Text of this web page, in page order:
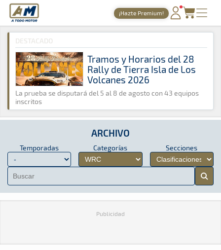
A Todo Motor · Revista del motor desde 1999
¡Hazte Premium!
PORTADA
TIEMPOS ONLINE
NOTICIAS
AGENDA
GALERÍAS
ARCHIVO
A Todo Motor » Archivo » WRC » Clasificaciones
DESTACADO
Tramos y Horarios del 28
Rally de Tierra Isla de Los
Volcanes 2026
La prueba se disputará del 5 al 8 de agosto con 43 equipos
inscritos
ARCHIVO
Temporadas Categorías Secciones
Publicidad